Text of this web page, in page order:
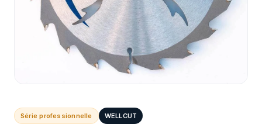
Série professionnelle WELLCUT